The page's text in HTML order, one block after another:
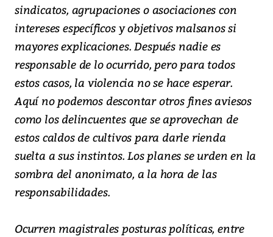
sindicatos, agrupaciones o asociaciones con
intereses específicos y objetivos malsanos si
mayores explicaciones. Después nadie es
responsable de lo ocurrido, pero para todos
estos casos, la violencia no se hace esperar.
Aquí no podemos descontar otros fines aviesos
como los delincuentes que se aprovechan de
estos caldos de cultivos para darle rienda
suelta a sus instintos. Los planes se urden en la
sombra del anonimato, a la hora de las
responsabilidades.
Ocurren magistrales posturas políticas, entre